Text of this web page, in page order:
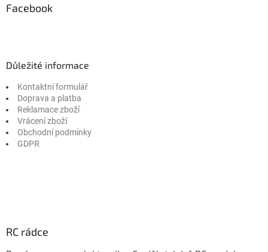
Facebook
Důležité informace
Kontaktní formulář
Doprava a platba
Reklamace zboží
Vrácení zboží
Obchodní podmínky
GDPR
RC rádce